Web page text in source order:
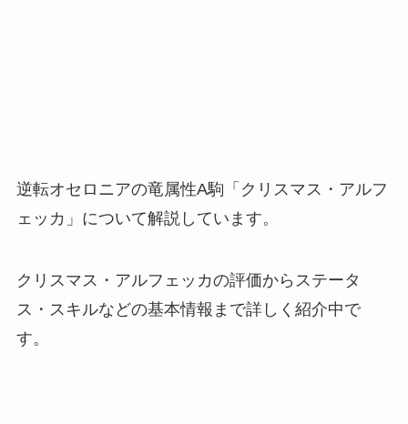
逆転オセロニアの竜属性A駒「クリスマス・アルフ
ェッカ」について解説しています。
クリスマス・アルフェッカの評価からステータ
ス・スキルなどの基本情報まで詳しく紹介中で
す。